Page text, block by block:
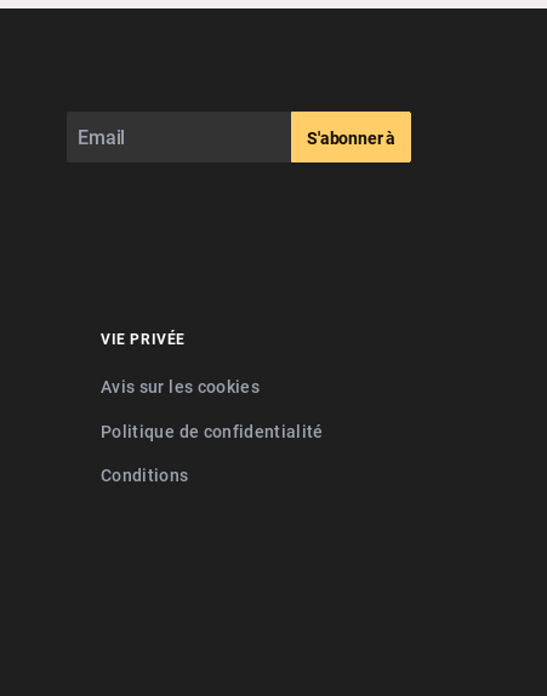
S'abonner à
VIE PRIVÉE
Avis sur les cookies
Politique de confidentialité
Conditions